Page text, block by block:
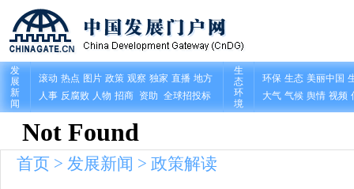
首页 > 发展新闻 > 政策解读